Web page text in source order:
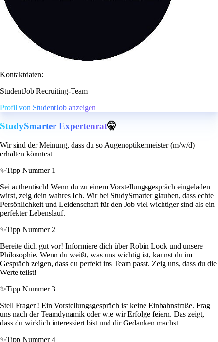
Kontaktdaten:
StudentJob Recruiting-Team
Profil von StudentJob anzeigen
StudySmarter Expertenrat🤫
Wir sind der Meinung, dass du so Augenoptikermeister (m/w/d)
erhalten könntest
✨Tipp Nummer 1
Sei authentisch! Wenn du zu einem Vorstellungsgespräch eingeladen
wirst, zeig dein wahres Ich. Wir bei StudySmarter glauben, dass echte
Persönlichkeit und Leidenschaft für den Job viel wichtiger sind als ein
perfekter Lebenslauf.
✨Tipp Nummer 2
Bereite dich gut vor! Informiere dich über Robin Look und unsere
Philosophie. Wenn du weißt, was uns wichtig ist, kannst du im
Gespräch zeigen, dass du perfekt ins Team passt. Zeig uns, dass du die
Werte teilst!
✨Tipp Nummer 3
Stell Fragen! Ein Vorstellungsgespräch ist keine Einbahnstraße. Frag
uns nach der Teamdynamik oder wie wir Erfolge feiern. Das zeigt,
dass du wirklich interessiert bist und dir Gedanken machst.
✨Tipp Nummer 4